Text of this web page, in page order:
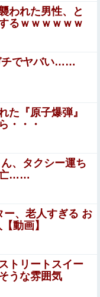
ぎ…これ子供の教
敬斗に複数オファ
姿に勃起してしま
拒否して神復旧し
んだデータが公開
くちゃで草ｗ
装ｗｗｗｗｗｗｗｗ
らｗｗｗｗｗ
たがるんだが…
われた男性、と
るｗｗｗｗｗｗ
チでヤバい……
た『原子爆弾』
・・・
、タクシー運ち
亡……
ー、老人すぎる お
動画】
トリートスイー
うな雰囲気